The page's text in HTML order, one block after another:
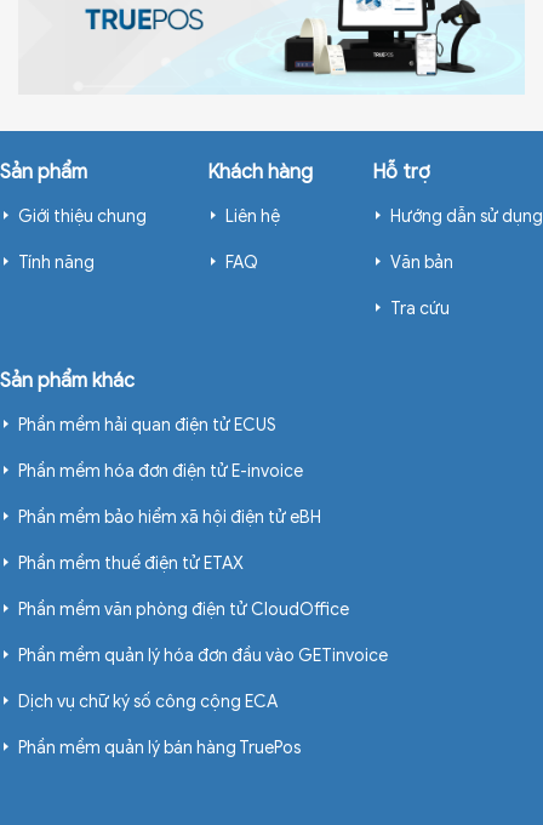
Sản phẩm
Giới thiệu chung
Tính năng
Khách hàng
Liên hệ
FAQ
Hỗ trợ
Hướng dẫn sử dụng
Văn bản
Tra cứu
Sản phẩm khác
Phần mềm hải quan điện tử ECUS
Phần mềm hóa đơn điện tử E-invoice
Phần mềm bảo hiểm xã hội điện tử eBH
Phần mềm thuế điện tử ETAX
Phần mềm văn phòng điện tử CloudOffice
Phần mềm quản lý hóa đơn đầu vào GETinvoice
Dịch vụ chữ ký số công cộng ECA
Phần mềm quản lý bán hàng TruePos